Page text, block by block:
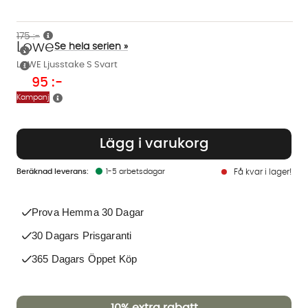
LOWE Ljusstake S Svart
LoweSe hela serien »
95 :-
175 :-
Kampanj
Lägg i varukorg
1-5 arbetsdagar Få kvar i lager!
Prova Hemma 30 Dagar
30 Dagars Prisgaranti
365 Dagars Öppet Köp